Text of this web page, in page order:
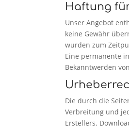
Haftung
Unser Angebot
keine Gewähr
wurden zum
Eine permanente
Bekanntwerden
Die durch die
Verbreitung und
Erstellers.